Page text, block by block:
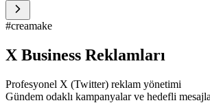
#creamake
X Business Reklamları
Profesyonel X (Twitter) reklam yönetimi
Gündem odaklı kampanyalar ve hedefli